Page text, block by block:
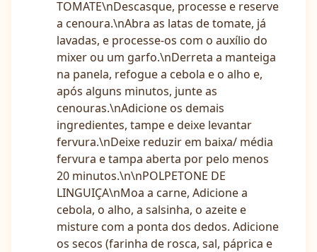
TOMATE\nDescasque, processe e reserve
a cenoura.\nAbra as latas de tomate, já
lavadas, e processe-os com o auxílio do
mixer ou um garfo.\nDerreta a manteiga
na panela, refogue a cebola e o alho e,
após alguns minutos, junte as
cenouras.\nAdicione os demais
ingredientes, tampe e deixe levantar
fervura.\nDeixe reduzir em baixa/ média
fervura e tampa aberta por pelo menos
20 minutos.\n\nPOLPETONE DE
LINGUIÇA\nMoa a carne, Adicione a
cebola, o alho, a salsinha, o azeite e
misture com a ponta dos dedos. Adicione
os secos (farinha de rosca, sal, páprica e